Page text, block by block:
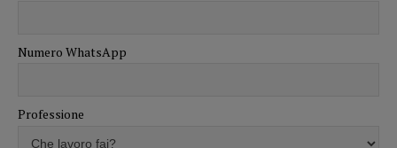
Numero WhatsApp
Professione